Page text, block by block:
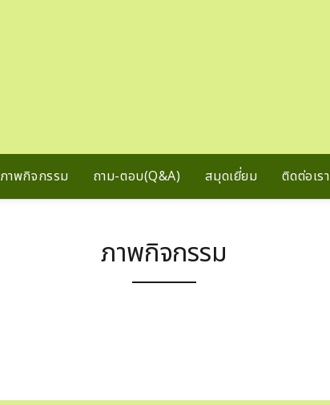
ภาพกิจกรรม ถาม-ตอบ(Q&A) สมุดเยี่ยม ติดต่อเรา
ภาพกิจกรรม